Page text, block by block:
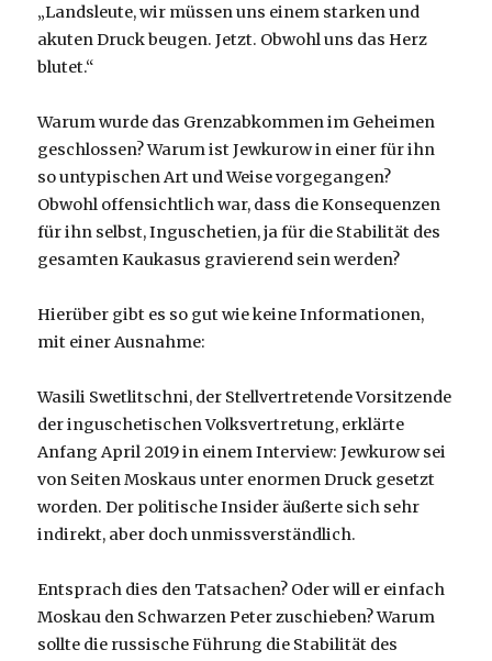
„Landsleute, wir müssen uns einem starken und
akuten Druck beugen. Jetzt. Obwohl uns das Herz
blutet.“
Warum wurde das Grenzabkommen im Geheimen
geschlossen? Warum ist Jewkurow in einer für ihn
so untypischen Art und Weise vorgegangen?
Obwohl offensichtlich war, dass die Konsequenzen
für ihn selbst, Inguschetien, ja für die Stabilität des
gesamten Kaukasus gravierend sein werden?
Hierüber gibt es so gut wie keine Informationen,
mit einer Ausnahme:
Wasili Swetlitschni, der Stellvertretende Vorsitzende
der inguschetischen Volksvertretung, erklärte
Anfang April 2019 in einem Interview: Jewkurow sei
von Seiten Moskaus unter enormen Druck gesetzt
worden. Der politische Insider äußerte sich sehr
indirekt, aber doch unmissverständlich.
Entsprach dies den Tatsachen? Oder will er einfach
Moskau den Schwarzen Peter zuschieben? Warum
sollte die russische Führung die Stabilität des